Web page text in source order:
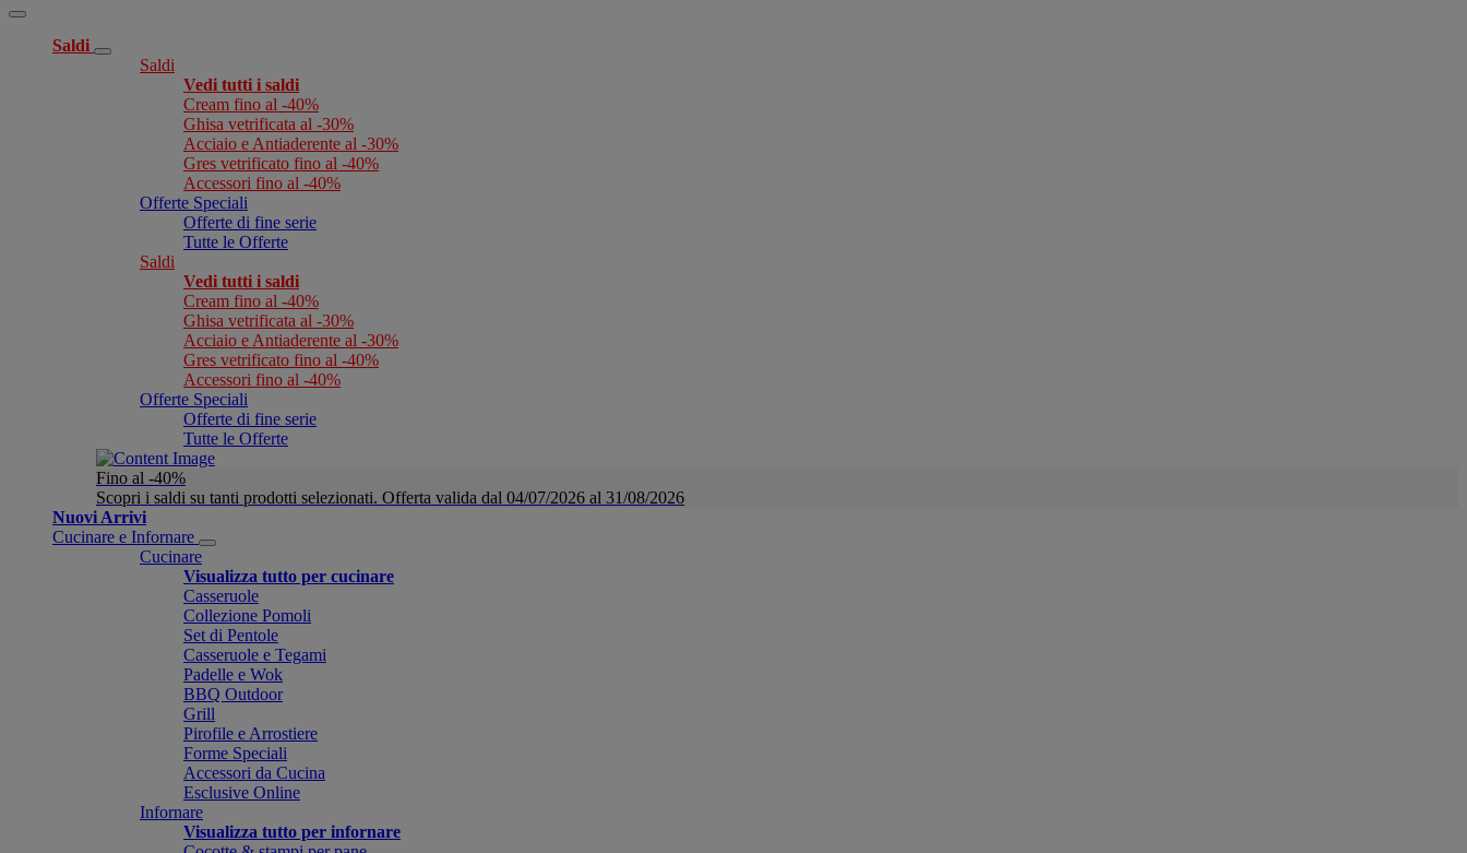
Saldi
Saldi
Vedi tutti i saldi
Cream fino al -40%
Ghisa vetrificata al -30%
Acciaio e Antiaderente al -30%
Gres vetrificato fino al -40%
Accessori fino al -40%
Offerte Speciali
Offerte di fine serie
Tutte le Offerte
Saldi
Vedi tutti i saldi
Cream fino al -40%
Ghisa vetrificata al -30%
Acciaio e Antiaderente al -30%
Gres vetrificato fino al -40%
Accessori fino al -40%
Offerte Speciali
Offerte di fine serie
Tutte le Offerte
Fino al -40%
Scopri i saldi su tanti prodotti selezionati. Offerta valida dal 04/07/2026 al 31/08/2026
Nuovi Arrivi
Cucinare e Infornare
Cucinare
Visualizza tutto per cucinare
Casseruole
Collezione Pomoli
Set di Pentole
Casseruole e Tegami
Padelle e Wok
BBQ Outdoor
Grill
Pirofile e Arrostiere
Forme Speciali
Accessori da Cucina
Esclusive Online
Infornare
Visualizza tutto per infornare